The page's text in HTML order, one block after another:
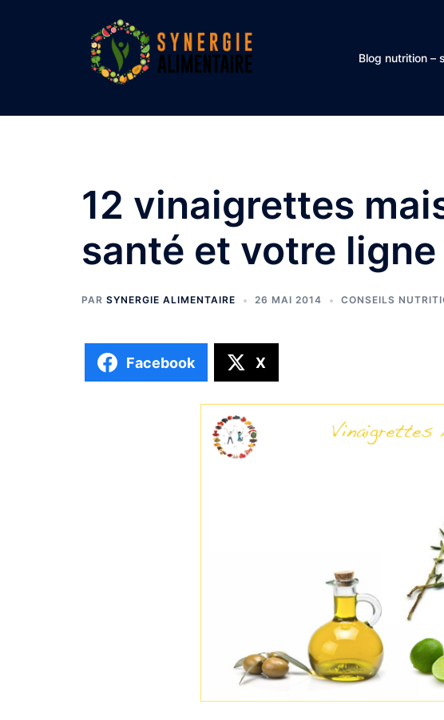
Blog nutrition –
12 vinaigrettes
santé et votre ligne
PAR SYNERGIE ALIMENTAIRE 26 MAI 2014 CONSEILS
Facebook X